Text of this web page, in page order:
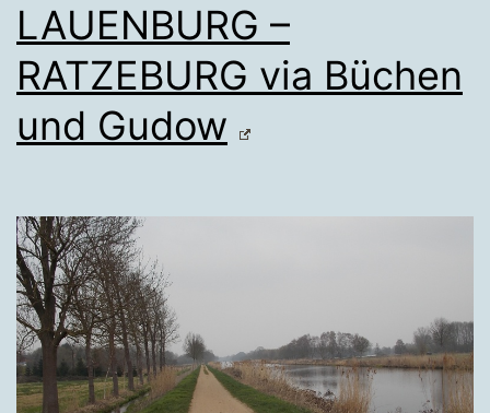
LAUENBURG –
RATZEBURG via Büchen
und Gudow